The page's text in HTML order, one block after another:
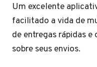
Um excelente
facilitado a vida de
de entregas rápidas
sobre seus envios.